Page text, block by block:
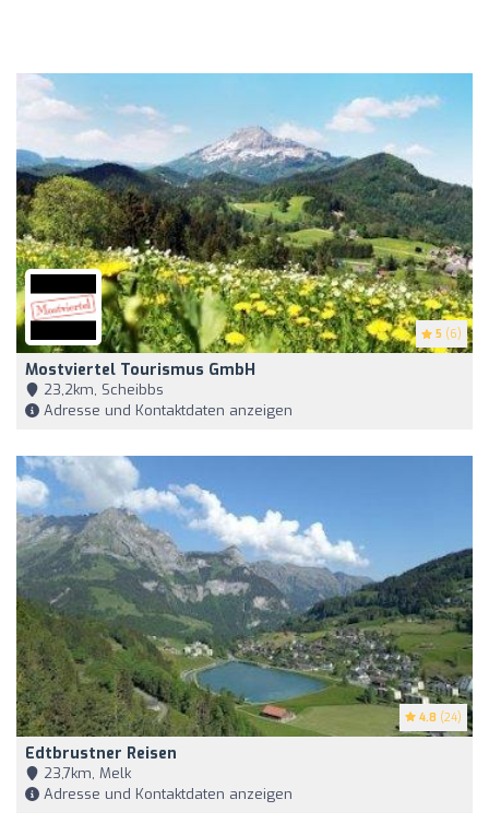
5 (6)
Mostviertel Tourismus GmbH
23,2km, Scheibbs
Adresse und Kontaktdaten anzeigen
4.8 (24)
Edtbrustner Reisen
23,7km, Melk
Adresse und Kontaktdaten anzeigen